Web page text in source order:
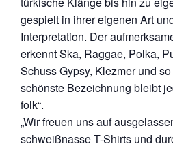
gespielt in ihrer eigenen Art
Interpretation. Der
erkennt Ska, Raggae, Polka,
Schuss Gypsy, Klezmer und
schönste Bezeichnung bleibt
folk“.
„Wir freuen uns auf
schweißnasse T-Shirts und